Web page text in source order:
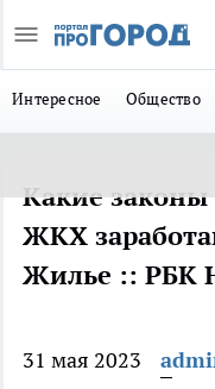
Интересное Общество
Какие
ЖКХ
Жилье :: РБК
31 мая 2023